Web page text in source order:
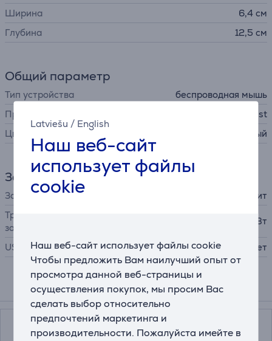
Latviešu / English
Наш веб-сайт
использует файлы
cookie
Наш веб-сайт использует файлы cookie
Чтобы предложить Вам наилучший опыт от
просмотра данной веб-страницы и
осуществления покупок, мы просим Вас
сделать выбор относительно
предпочтений маркетинга и
производительности. Пожалуйста имейте в
Ширина
6,4 см
Глубина
12,5 см
Общий параметр
Тип устройства
беспроводная мышь
Производитель
Trust
Цвет
черный
Зарядное устройство
Зарядное устройство
в комплект не входит
Требуемая мощность
зарядного устройства
2 - 5 Вт
USB PD Нет
Смотреть дополнительно